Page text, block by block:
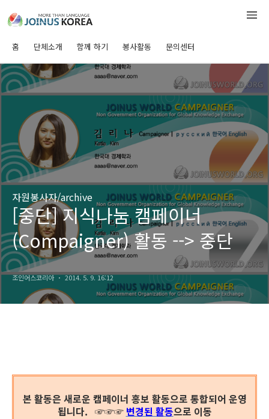
홈 단체소개 함께 하기 봉사활동 문의센터
자원봉사자/archive
[중단] 지식나눔 캠페이너
(Compaigner) 활동 --> 중단
조인어스코리아 2014. 5. 9. 16:12
본 활동은 새로운 캠페이너 홍보 활동으로 통합되어 운영
됩니다. ☞☞☞ 변경된 활동으로 이동